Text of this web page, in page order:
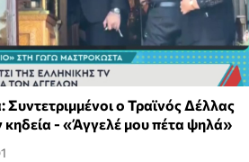
ο Τραϊνός Δέλλας
κηδεία - «Άγγελέ μου πέτα ψηλά»